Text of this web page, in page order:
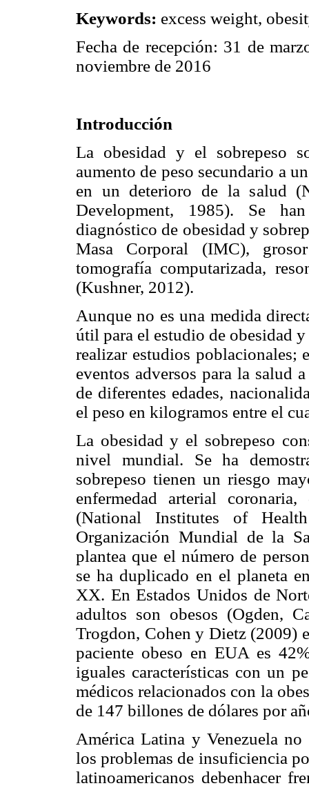
Keywords: excess weight,
Fecha de recepción: 31 de
noviembre de 2016
Introducción
La obesidad y el sobrepeso
aumento de peso secundario a
en un deterioro de la salud
Development, 1985). Se
diagnóstico de obesidad y
Masa Corporal (IMC),
tomografía computarizada,
(Kushner, 2012).
Aunque no es una medida
útil para el estudio de obesidad
realizar estudios poblacionales;
eventos adversos para la salud
de diferentes edades,
el peso en kilogramos entre el
La obesidad y el sobrepeso
nivel mundial. Se ha
sobrepeso tienen un riesgo
enfermedad arterial
(National Institutes of
Organización Mundial de la
plantea que el número de
se ha duplicado en el planeta
XX. En Estados Unidos de
adultos son obesos (Ogden,
Trogdon, Cohen y Dietz (2009)
paciente obeso en EUA es
iguales características con un
médicos relacionados con la
de 147 billones de dólares por
América Latina y Venezuela no
los problemas de insuficiencia
latinoamericanos debenhacer